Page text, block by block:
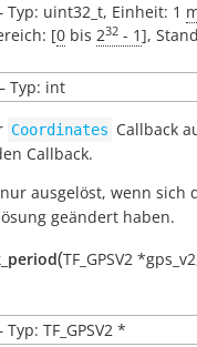
Typ: uint32_t, Einheit: 1
[0 bis 232 - 1],
Typ: int
Coordinates Callback
Callback.
ausgelöst, wenn sich
geändert haben.
(TF_GPSV2 *gps_v2
Typ: TF_GPSV2 *